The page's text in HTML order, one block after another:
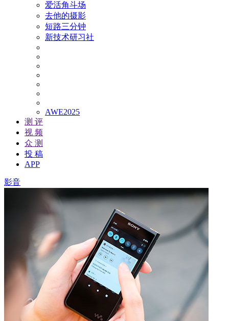
爱活角斗场
去他的摄影
短路三分钟
新技术研习社
AWE2025
测 评
视 频
众 测
投 稿
APP
影音